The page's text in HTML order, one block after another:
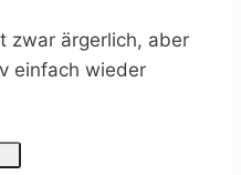
zwar ärgerlich, aber
einfach wieder